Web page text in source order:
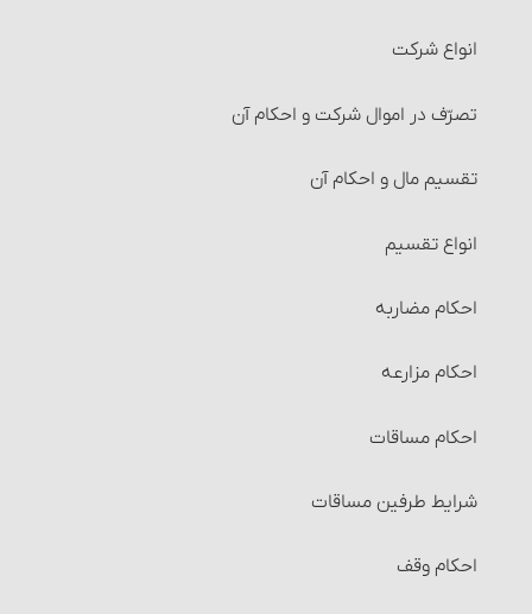
انواع شرکت‏
تصرّف در اموال شرکت و احکام آن
تقسیم مال و احکام آن‏
انواع تقسیم‏
احکام مضاربه‏
احکام مزارعه‏
احکام مساقات‏
شرایط طرفین مساقات
احکام وقف